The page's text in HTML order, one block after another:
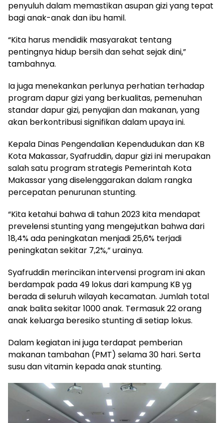
penyuluh dalam memastikan asupan gizi yang tepat
bagi anak-anak dan ibu hamil.
“Kita harus mendidik masyarakat tentang
pentingnya hidup bersih dan sehat sejak dini,”
tambahnya.
Ia juga menekankan perlunya perhatian terhadap
program dapur gizi yang berkualitas, pemenuhan
standar dapur gizi, penyajian dan makanan, yang
akan berkontribusi signifikan dalam upaya ini.
Kepala Dinas Pengendalian Kependudukan dan KB
Kota Makassar, Syafruddin, dapur gizi ini merupakan
salah satu program strategis Pemerintah Kota
Makassar yang diselenggarakan dalam rangka
percepatan penurunan stunting.
“Kita ketahui bahwa di tahun 2023 kita mendapat
prevelensi stunting yang mengejutkan bahwa dari
18,4% ada peningkatan menjadi 25,6% terjadi
peningkatan sekitar 7,2%,” urainya.
Syafruddin merincikan intervensi program ini akan
berdampak pada 49 lokus dari kampung KB yg
berada di seluruh wilayah kecamatan. Jumlah total
anak balita sekitar 1000 anak. Termasuk 22 orang
anak keluarga beresiko stunting di setiap lokus.
Dalam kegiatan ini juga terdapat pemberian
makanan tambahan (PMT) selama 30 hari. Serta
susu dan vitamin kepada anak stunting.